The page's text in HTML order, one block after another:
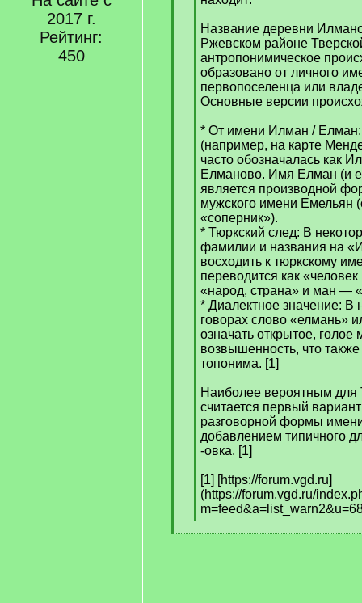
2017 г.
Рейтинг:
450
Название деревни
Ржевском районе
антропонимическое
образовано от личного
первопоселенца или
Основные версии
* От имени Илман / Елман:
(например, на карте
часто обозначалась как
Елманово. Имя Елман (и
является производной
мужского имени Емельян
«соперник»).
* Тюркский след: В
фамилии и названия на
восходить к тюркскому
переводится как
«народ, страна» и ман —
* Диалектное значение: В
говорах слово «елмань»
означать открытое, голое
возвышенность, что
топонима. [1]
Наиболее вероятным для
считается первый
разговорной формы
добавлением типичного
-овка. [1]
[1] [https://forum.vgd.ru]
(https://forum.vgd.ru/